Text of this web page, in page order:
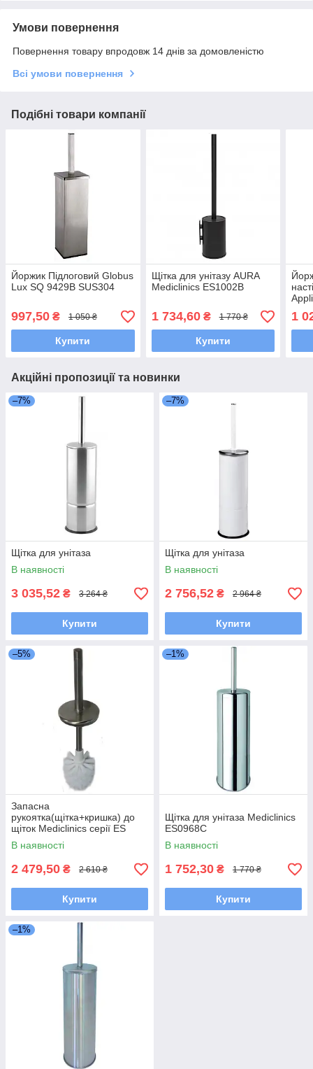
Умови повернення
Повернення товару впродовж 14 днів за домовленістю
Всі умови повернення
Подібні товари компанії
Йоржик Підлоговий Globus
Lux SQ 9429B SUS304
997,50 ₴ 1 050 ₴
Купити
Щітка для унітазу AURA
Mediclinics ES1002B
1 734,60₴ 1 770 ₴
Купити
1
Акційні пропозиції та новинки
–7%
Щітка для унітаза
В наявності
3 035,52 ₴ 3 264 ₴
Купити
–7%
Щітка для унітаза
В наявності
2 756,52 ₴ 2 964 ₴
Купити
–5%
Запасна
рукоятка(щітка+кришка) до
щіток Mediclinics серії ES
В наявності
2 479,50 ₴ 2 610 ₴
Купити
–1%
Щітка для унітаза Mediclinics
ES0968C
В наявності
1 752,30 ₴ 1 770 ₴
Купити
–1%